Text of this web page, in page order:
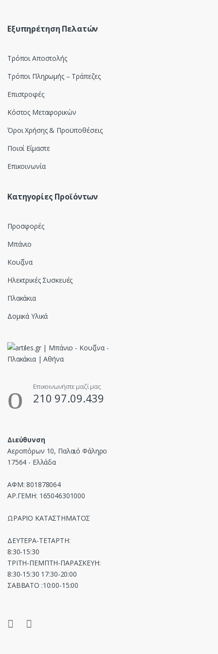
Εξυπηρέτηση Πελατών
Τρόποι Αποστολής
Τρόποι Πληρωμής – Τράπεζες
Επιστροφές
Κόστος Μεταφορικών
Όροι Χρήσης & Προϋποθέσεις
Ποιοί Είμαστε
Επικοινωνία
Κατηγορίες Προϊόντων
Προσφορές
Μπάνιο
Κουζίνα
Ηλεκτρικές Συσκευές
Πλακάκια
Δομικά Υλικά
Επικοινωνήστε μαζί μας
210 97.09.439
Διεύθυνση
Αεροπόρων 10, Παλαιό Φάληρο
17564 - Ελλάδα
ΑΦΜ: 801878064
ΑΡ.ΓΕΜΗ: 165046301000
ΩΡΑΡΙΟ ΚΑΤΑΣΤΗΜΑΤΟΣ
ΔΕΥΤΕΡΑ-ΤΕΤΑΡΤΗ:
8:30-15:30
ΤΡΙΤΗ-ΠΕΜΠΤΗ-ΠΑΡΑΣΚΕΥΗ:
8:30-15:30 17:30-20:00
ΣΑΒΒΑΤΟ :10:00-15:00